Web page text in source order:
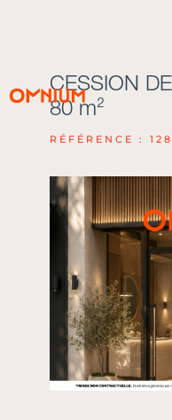
CESSION
80 m²
RÉFÉRENCE :